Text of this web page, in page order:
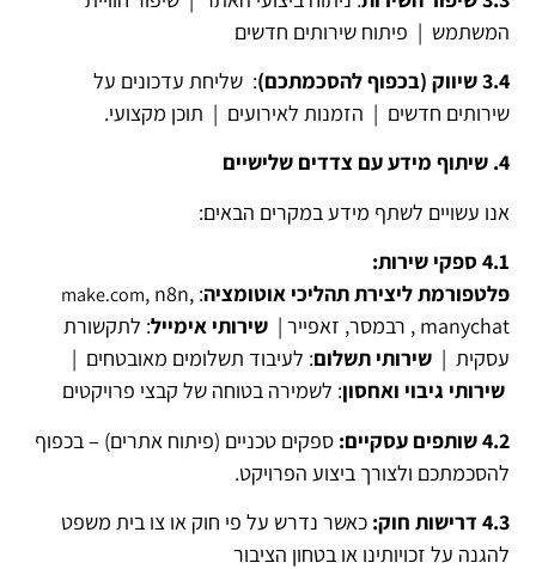
המשתמש | פיתוח שירותים חדשים
3.4 שיווק (בכפוף להסכמתכם)
: שליחת עדכונים על
שירותים חדשים | הזמנות לאירועים | תוכן מקצועי.
4. שיתוף מידע עם צדדים שלישיים
אנו עשויים לשתף מידע במקרים הבאים:
4.1 ספקי שירות:
פלטפורמת ליצירת תהליכי אוטומציה:
make.com, n8n,
manychat , רבמסר, זאפייר |
שירותי אימייל: לתקשורת
עסקית |שירותי תשלום: לעיבוד תשלומים מאובטחים |
שירותי גיבוי ואחסון: לשמירה בטוחה של קבצי פרויקטים
4.2 שותפים עסקיים:
ספקים טכניים (פיתוח אתרים) – בכפוף
להסכמתכם ולצורך ביצוע הפרויקט.
4.3 דרישות חוק:
כאשר נדרש על פי חוק או צו בית משפט
להגנה על זכויותינו או בטחון הציבור